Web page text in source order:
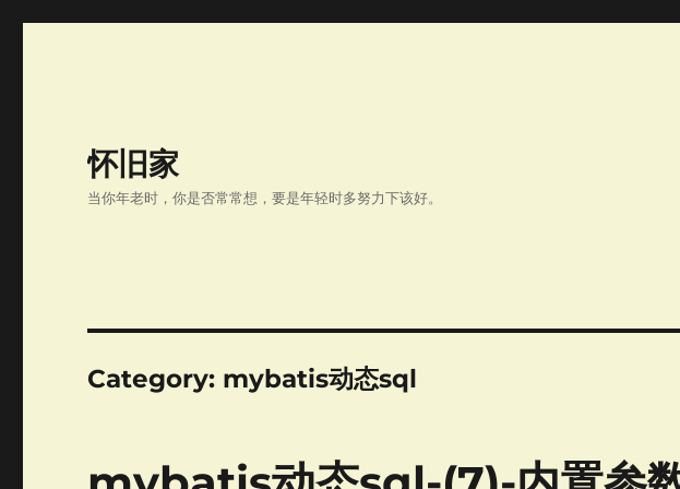
怀旧家
当你年老时，你是否常常想，要是年轻时多努力下该好。
Category: mybatis动态sql